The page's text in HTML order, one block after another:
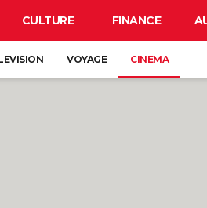
CULTURE FINANCE
VOYAGE CINEMA